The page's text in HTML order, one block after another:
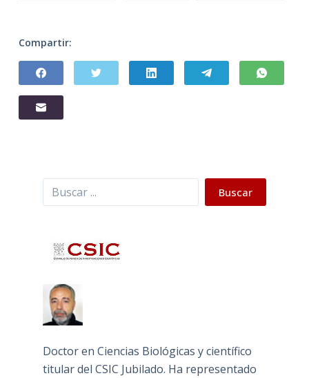
Compartir:
Buscar Buscar
Doctor en Ciencias Biológicas y científico
titular del CSIC Jubilado. Ha representado